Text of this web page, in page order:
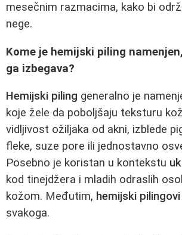
mesečnim razmacima, kako bi
nege.
Kome je hemijski piling
ga izbegava?
Hemijski piling generalno je
koje žele da poboljšaju teksturu
vidljivost ožiljaka od akni, izblede
fleke, suze pore ili jednostavno
Posebno je koristan u kontekstu
kod tinejdžera i mladih odraslih
kožom. Međutim, hemijski pilingovi
svakoga.